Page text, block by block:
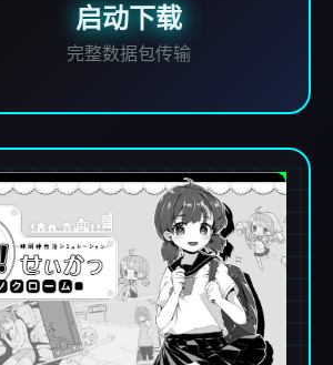
启动下载
完整数据包传输